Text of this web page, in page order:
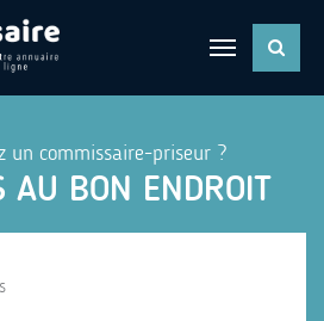
un commissaire-priseur ?
AU BON ENDROIT